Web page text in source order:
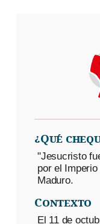
¿Qué
"Jesucristo
por el
Maduro.
Contexto
El 11 de